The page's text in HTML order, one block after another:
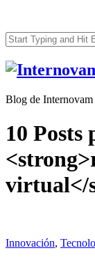
Blog de
Blog de
10 Posts
virtual</
Innovación,